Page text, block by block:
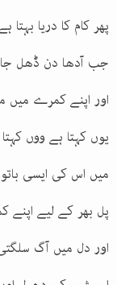
پھر کام کا دریا
جب آدھا دن ڈھل
اور اپنے کمرے میں
یوں کہتا ہے ووں
میں اس کی ایسی
پل بھر کے لیے اپنے
اور دل میں آگ